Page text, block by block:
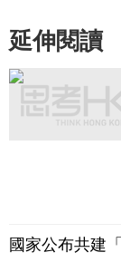
延伸閱讀
國家公布共建